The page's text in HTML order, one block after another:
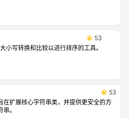
53
小写转换和比较以进行排序的工具。
53
在扩展核心字符串类，并提供更安全的方
。